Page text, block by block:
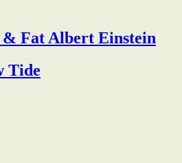
Fat Albert Einstein
Tide